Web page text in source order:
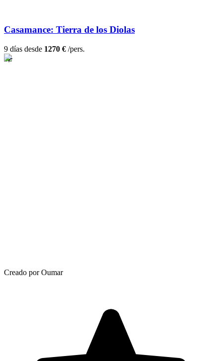
Casamance: Tierra de los Diolas
9 días desde 1270 € /pers.
Creado por Oumar